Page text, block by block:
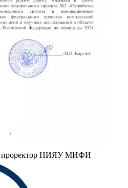
проректор НИЯУ МИФИ